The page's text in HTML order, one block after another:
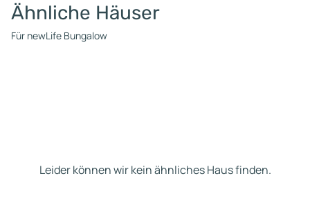
Ähnliche Häuser
Für newLife Bungalow
Leider können wir kein ähnliches Haus finden.